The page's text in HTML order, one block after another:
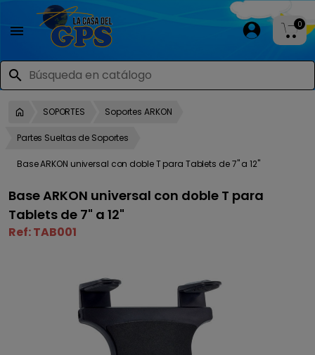

search
0
SOPORTES Soportes ARKON
Partes Sueltas de Soportes
Base ARKON universal con doble T para Tablets de 7" a 12"
Base ARKON universal con doble T para
Tablets de 7" a 12"
Ref:TAB001